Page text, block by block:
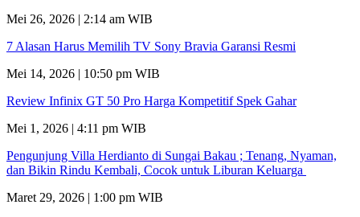
Mei 26, 2026 | 2:14 am WIB
7 Alasan Harus Memilih TV Sony Bravia Garansi Resmi
Mei 14, 2026 | 10:50 pm WIB
Review Infinix GT 50 Pro Harga Kompetitif Spek Gahar
Mei 1, 2026 | 4:11 pm WIB
Pengunjung Villa Herdianto di Sungai Bakau ; Tenang, Nyaman,
dan Bikin Rindu Kembali, Cocok untuk Liburan Keluarga
Maret 29, 2026 | 1:00 pm WIB